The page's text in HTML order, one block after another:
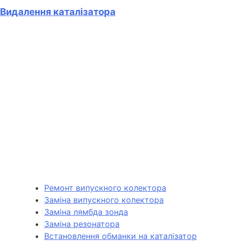
Видалення каталізатора
Ремонт випускного колектора
Заміна випускного колектора
Заміна лямбда зонда
Заміна резонатора
Встановлення обманки на каталізатор